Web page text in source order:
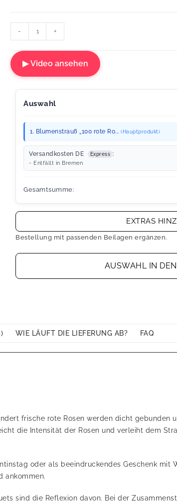
- +
▶ Video ansehen
Auswahl
1. Blumenstrauß „100 rote Ro... (Hauptprodukt)
Versandkosten DE Express :
- Entfällt in Bremen
Gesamtsumme:
EXTRAS
Bestellung mit passenden Beilagen ergänzen.
AUSWAHL IN
WIE LÄUFT DIE LIEFERUNG AB? FAQ
frische rote Rosen werden dicht gebunden
die Intensität der Rosen und verleiht dem
oder als beeindruckendes Geschenk mit
ankommen.
sind die Reflexion davon. Bei der